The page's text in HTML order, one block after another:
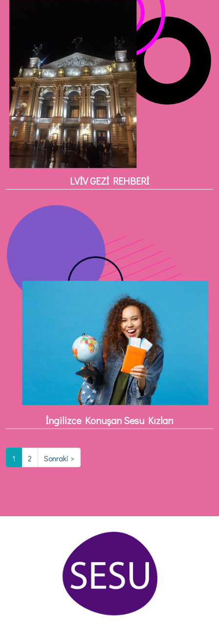
LVİV GEZİ REHBERİ
İngilizce Konuşan Sesu Kızları
1 2 Sonraki >